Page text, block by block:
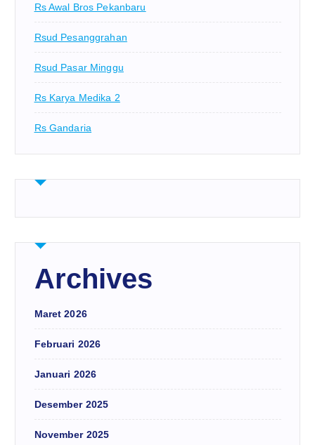
Rs Awal Bros Pekanbaru
Rsud Pesanggrahan
Rsud Pasar Minggu
Rs Karya Medika 2
Rs Gandaria
Archives
Maret 2026
Februari 2026
Januari 2026
Desember 2025
November 2025